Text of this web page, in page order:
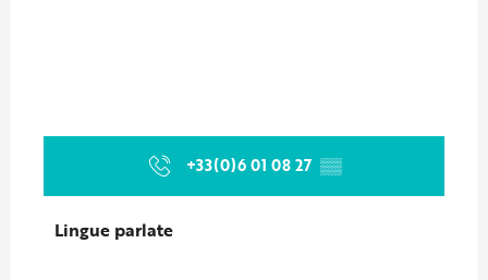
+33(0)6 01 08 27 ▒▒
Lingue parlate
Lingue parlate